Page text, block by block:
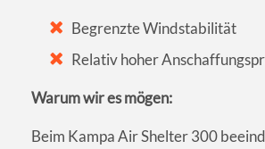
Begrenzte Windstabilität
Relativ hoher
Warum wir es mögen:
Beim Kampa Air Shelter 300